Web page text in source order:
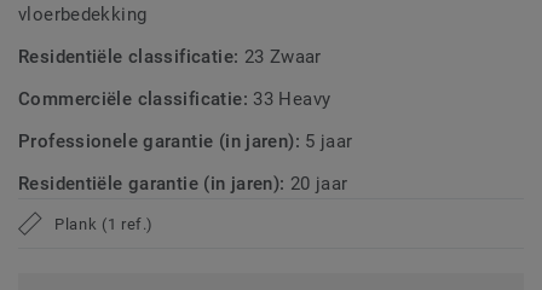
vloerbedekking
Residentiële classificatie: 23 Zwaar
Commerciële classificatie: 33 Heavy
Professionele garantie (in jaren): 5 jaar
Residentiële garantie (in jaren): 20 jaar
Plank (1 ref.)